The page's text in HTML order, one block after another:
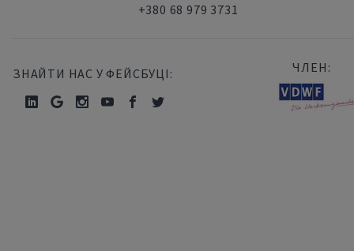
+380 68 979 3731
ЗНАЙТИ НАС У ФЕЙСБУЦІ: ЧЛЕН: